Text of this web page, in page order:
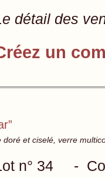
détail des
un
doré et ciselé, verre
n° 34 -